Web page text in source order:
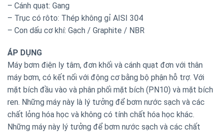
– Cánh quạt: Gang
– Trục có rôto: Thép không gỉ AISI 304
– Con dấu cơ khí: Gạch / Graphite / NBR
ÁP DỤNG
Máy bơm điện ly tâm, đơn khối và cánh quạt đơn với thân
máy bơm, có kết nối với động cơ bằng bộ phận hỗ trợ. Với
mặt bích đầu vào và phân phối mặt bích (PN10) và mặt bích
ren. Những máy này là lý tưởng để bơm nước sạch và các
chất lỏng hóa học và không có tính chất hóa học khác.
Những máy này lý tưởng để bơm nước sạch và các chất